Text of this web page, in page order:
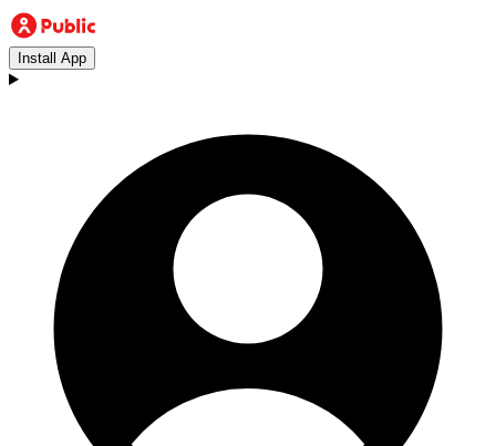
Install App